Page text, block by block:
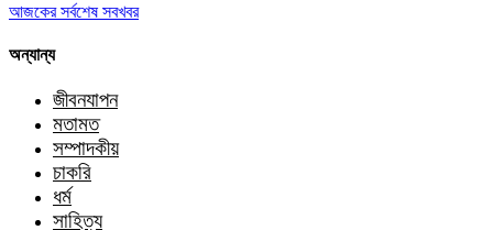
আজকের সর্বশেষ সবখবর
অন্যান্য
জীবনযাপন
মতামত
সম্পাদকীয়
চাকরি
ধর্ম
সাহিত্য